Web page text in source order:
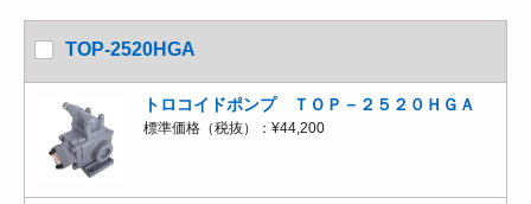
TOP-2520HGA
トロコイドポンプ ＴＯＰ－２５２０ＨＧＡ
標準価格（税抜）： ¥44,200